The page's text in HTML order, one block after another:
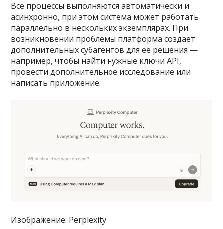
Все процессы выполняются автоматически и
асинхронно, при этом система может работать
параллельно в нескольких экземплярах. При
возникновении проблемы платформа создаёт
дополнительных субагентов для её решения —
например, чтобы найти нужные ключи API,
провести дополнительное исследование или
написать приложение.
Изображение: Perplexity